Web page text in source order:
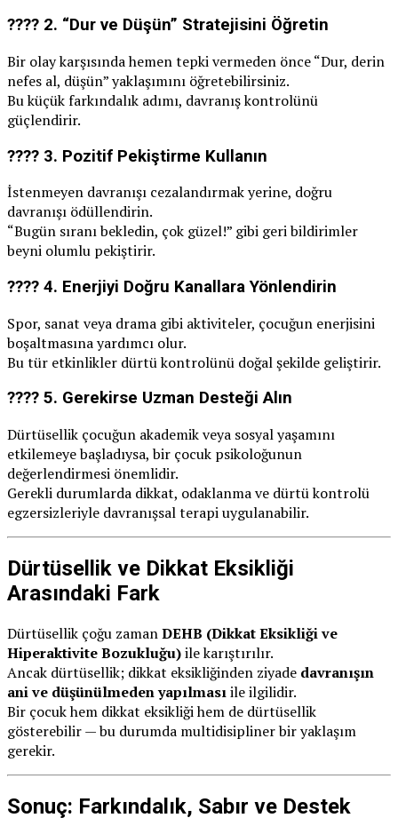
???? 2. “Dur ve Düşün” Stratejisini Öğretin
Bir olay karşısında hemen tepki vermeden önce “Dur, derin
nefes al, düşün” yaklaşımını öğretebilirsiniz.
Bu küçük farkındalık adımı, davranış kontrolünü
güçlendirir.
???? 3. Pozitif Pekiştirme Kullanın
İstenmeyen davranışı cezalandırmak yerine, doğru
davranışı ödüllendirin.
“Bugün sıranı bekledin, çok güzel!” gibi geri bildirimler
beyni olumlu pekiştirir.
???? 4. Enerjiyi Doğru Kanallara Yönlendirin
Spor, sanat veya drama gibi aktiviteler, çocuğun enerjisini
boşaltmasına yardımcı olur.
Bu tür etkinlikler dürtü kontrolünü doğal şekilde geliştirir.
???? 5. Gerekirse Uzman Desteği Alın
Dürtüsellik çocuğun akademik veya sosyal yaşamını
etkilemeye başladıysa, bir çocuk psikoloğunun
değerlendirmesi önemlidir.
Gerekli durumlarda dikkat, odaklanma ve dürtü kontrolü
egzersizleriyle davranışsal terapi uygulanabilir.
Dürtüsellik ve Dikkat Eksikliği
Arasındaki Fark
Dürtüsellik çoğu zamanDEHB (Dikkat Eksikliği ve
Hiperaktivite Bozukluğu)ile karıştırılır.
Ancak dürtüsellik; dikkat eksikliğinden ziyade davranışın
ani ve düşünülmeden yapılmasıile ilgilidir.
Bir çocuk hem dikkat eksikliği hem de dürtüsellik
gösterebilir — bu durumda multidisipliner bir yaklaşım
gerekir.
Sonuç: Farkındalık, Sabır ve Destek